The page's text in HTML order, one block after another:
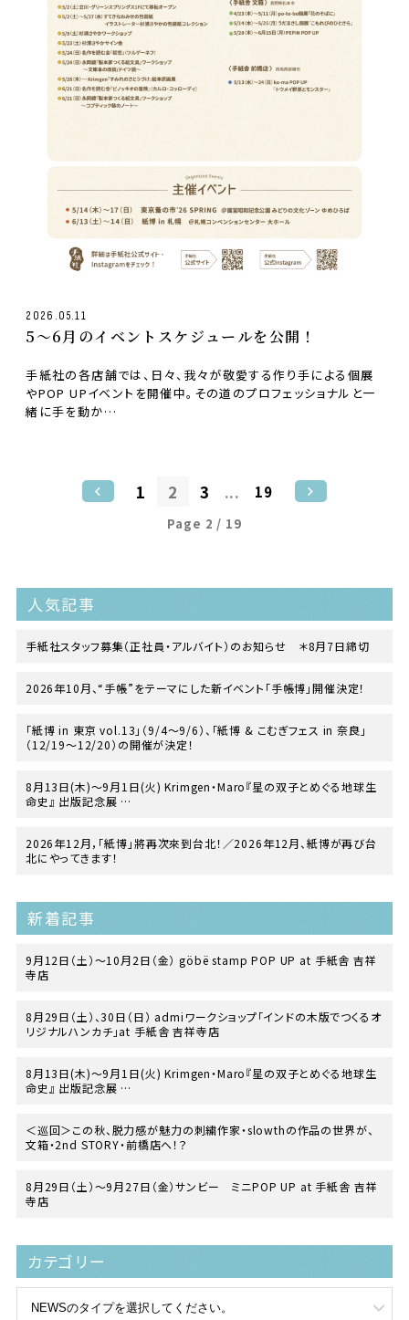
2026.05.11
5〜6月のイベントスケジュールを公開！
手紙社の各店舗では、日々、我々が敬愛する作り手による個展
やPOP UPイベントを開催中。その道のプロフェッショナルと一
緒に手を動か…
1 2 3 ... 19
Page 2 / 19
人気記事
手紙社スタッフ募集（正社員・アルバイト）のお知らせ ＊8月7日締切
2026年10月、“手帳”をテーマにした新イベント「手帳博」開催決定！
「紙博 in 東京 vol.13」（9/4〜9/6）、「紙博 & こむぎフェス in 奈良」
（12/19〜12/20）の開催が決定！
8月13日(木)〜9月1日(火) Krimgen・Maro『星の双子とめぐる地球生
命史』 出版記念展
2026年12月，「紙博」將再次來到台北！／2026年12月、紙博が再び台
北にやってきます！
新着記事
9月12日（土）〜10月2日（金） göbë stamp POP UP at 手紙舎 吉祥
寺店
8月29日（土）、30日（日） admiワークショップ「インドの木版でつくるオ
リジナルハンカチ」at 手紙舎 吉祥寺店
8月13日(木)〜9月1日(火) Krimgen・Maro『星の双子とめぐる地球生
命史』 出版記念展
＜巡回＞この秋、脱力感が魅力の刺繍作家・slowthの作品の世界が、
文箱・2nd STORY・前橋店へ！？
8月29日（土）〜9月27日（金）サンビー ミニPOP UP at 手紙舎 吉祥
寺店
カテゴリー